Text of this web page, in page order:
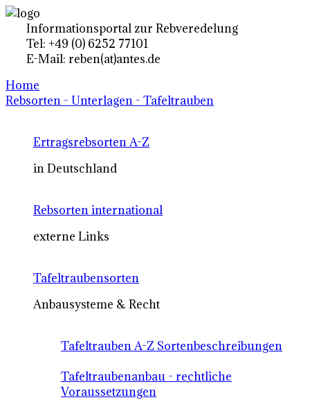
Informationsportal zur Rebveredelung
Tel: +49 (0) 6252 77101
E-Mail: reben(at)antes.de
Home
Rebsorten - Unterlagen - Tafeltrauben
Ertragsrebsorten A-Z
in Deutschland
Rebsorten international
externe Links
Tafeltraubensorten
Anbausysteme & Recht
Tafeltrauben A-Z Sortenbeschreibungen
Tafeltraubenanbau - rechtliche
Voraussetzungen